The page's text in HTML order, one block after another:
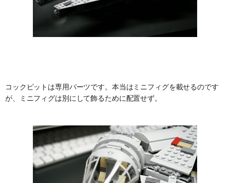
コックピットは専用パーツです。本当はミニフィグを載せるのです
が、ミニフィグは別にして飾るために配置せず。